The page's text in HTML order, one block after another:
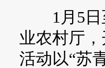
1月5日至
业农村厅
活动以“苏